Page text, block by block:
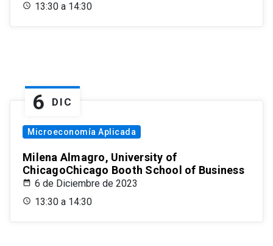
13:30 a 14:30
6 DIC
Microeconomía Aplicada
Milena Almagro, University of
ChicagoChicago Booth School of Business
6 de Diciembre de 2023
13:30 a 14:30